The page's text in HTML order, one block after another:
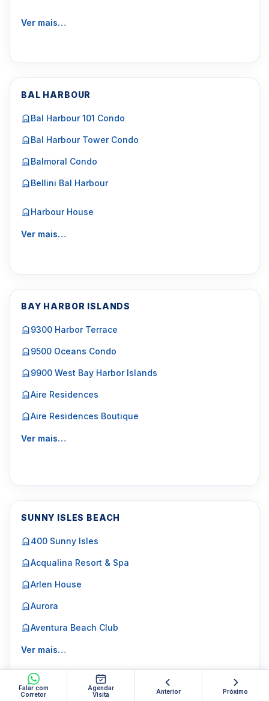
Falar com
Corretor
Agendar
Visita
Anterior Próximo
Ver mais…
BAL HARBOUR
Bal Harbour 101 Condo
Bal Harbour Tower Condo
Balmoral Condo
Bellini Bal Harbour
Harbour House
Ver mais…
BAY HARBOR ISLANDS
9300 Harbor Terrace
9500 Oceans Condo
9900 West Bay Harbor Islands
Aire Residences
Aire Residences Boutique
Ver mais…
SUNNY ISLES BEACH
400 Sunny Isles
Acqualina Resort & Spa
Arlen House
Aurora
Aventura Beach Club
Ver mais…